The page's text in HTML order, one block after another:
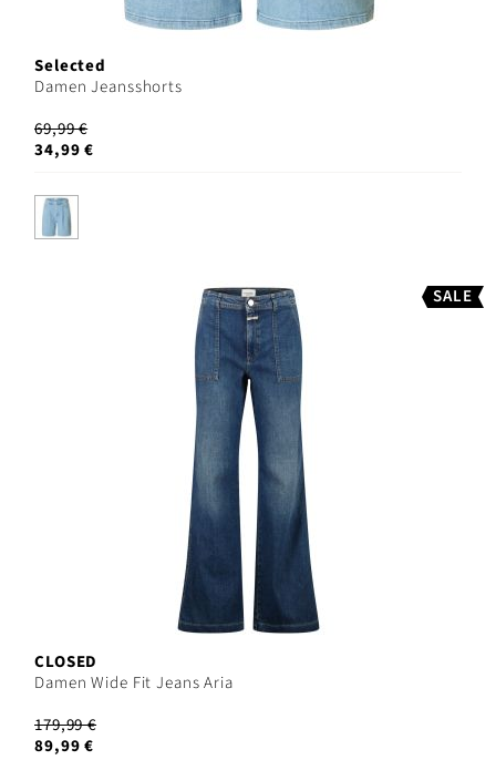
Selected
Damen Jeansshorts
69,99 €
34,99 €
SALE
CLOSED
Damen Wide Fit Jeans Aria
179,99 €
89,99 €